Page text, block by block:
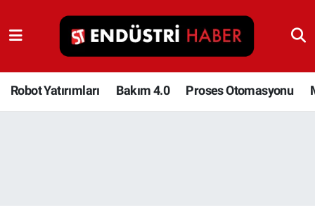
Robot Yatırımları Bakım 4.0 Proses Otomasyonu
Robot Yatırımları
Bakım 4.0